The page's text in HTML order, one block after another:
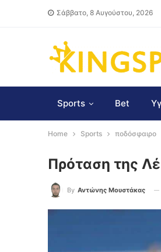
Σάββατο, 8 Αυγούστου, 2026
Sports Bet
Home Sports ποδόσφαιρο
Πρόταση της
By Αντώνης Μουστάκας